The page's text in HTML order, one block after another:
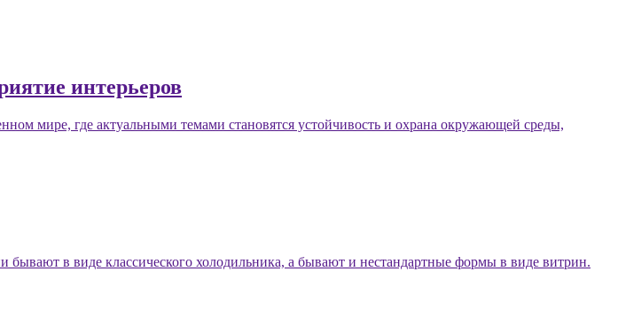
интерьеров
мире, где актуальными темами становятся устойчивость и охрана окружающей среды,
в виде классического холодильника, а бывают и нестандартные формы в виде витрин.